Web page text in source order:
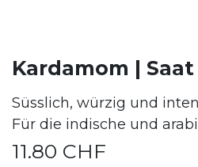
Kardamom | Saat
Süsslich, würzig und
Für die indische und
11.80 CHF